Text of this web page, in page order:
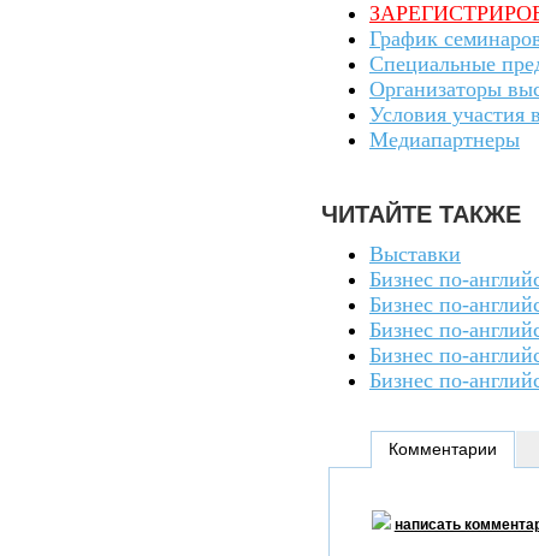
График
Специальные
Организаторы
Условия участия
Медиапартнеры
ЧИТАЙТЕ ТАКЖЕ
Выставки
Бизнес по-
Бизнес по-
Бизнес по-
Бизнес по-
Бизнес по-
Комментарии
написать